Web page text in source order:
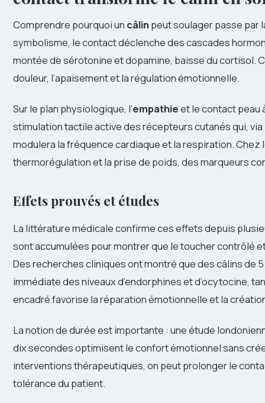
Comprendre pourquoi un câlin peut soulager passe par
symbolisme, le contact déclenche des cascades
montée de sérotonine et dopamine, baisse du cortisol.
douleur, l’apaisement et la régulation émotionnelle.
Sur le plan physiologique, l’empathieet le contact peau
stimulation tactile active des récepteurs cutanés qui,
modulera la fréquence cardiaque et la respiration.
thermorégulation et la prise de poids, des marqueurs
Effets prouvés et études
La littérature médicale confirme ces effets depuis
sont accumulées pour montrer que le toucher contrôlé
Des recherches cliniques ont montré que des câlins de
immédiate des niveaux d’endorphines et d’ocytocine,
encadré favorise la réparation émotionnelle et la
La notion de durée est importante : une étude
dix secondes optimisent le confort émotionnel sans
interventions thérapeutiques, on peut prolonger le
tolérance du patient.